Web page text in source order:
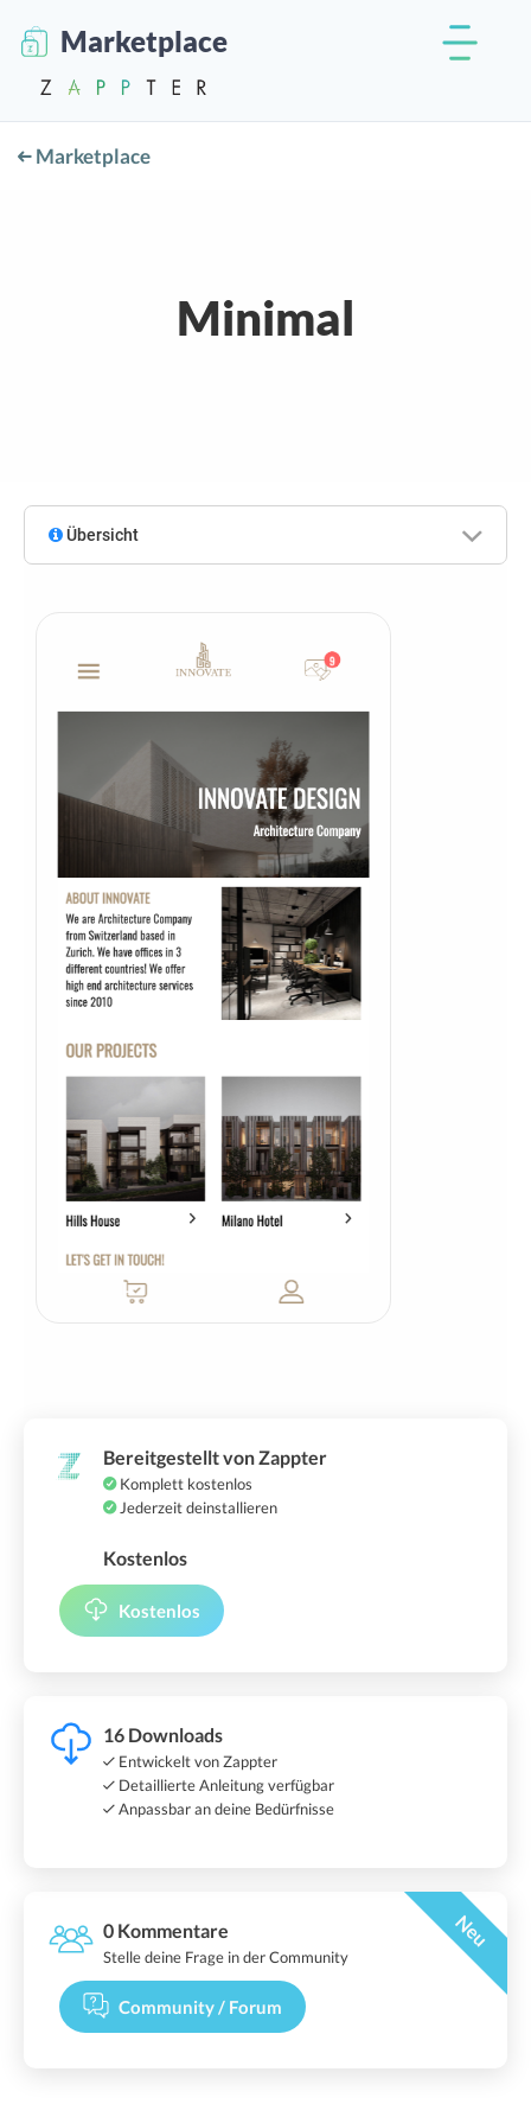
Marketplace
Marketplace
Minimal
Übersicht
Bereitgestellt von Zappter
Komplett kostenlos
Jederzeit deinstallieren
Kostenlos
Kostenlos
16 Downloads
Entwickelt von Zappter
Detaillierte Anleitung verfügbar
Anpassbar an deine Bedürfnisse
0 Kommentare Neu
Stelle deine Frage in der Community
Community / Forum